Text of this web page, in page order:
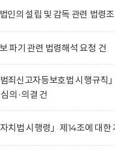
인의 설립 및 감독 관련 법령
파기 관련 법령해석 요청 건
범죄신고자등보호법 시행규칙
의·의결 건
자치법 시행령」제14조에 대